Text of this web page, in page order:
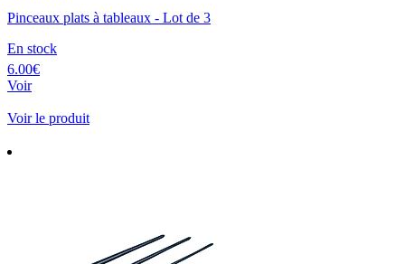
Pinceaux plats à tableaux - Lot de 3
En stock
6.00€
Voir
Voir le produit